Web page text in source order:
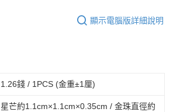
顯示電腦版詳細說明
1.26錢 / 1PCS (金重±1厘)
星芒約1.1cm×1.1cm×0.35cm / 金珠直徑約